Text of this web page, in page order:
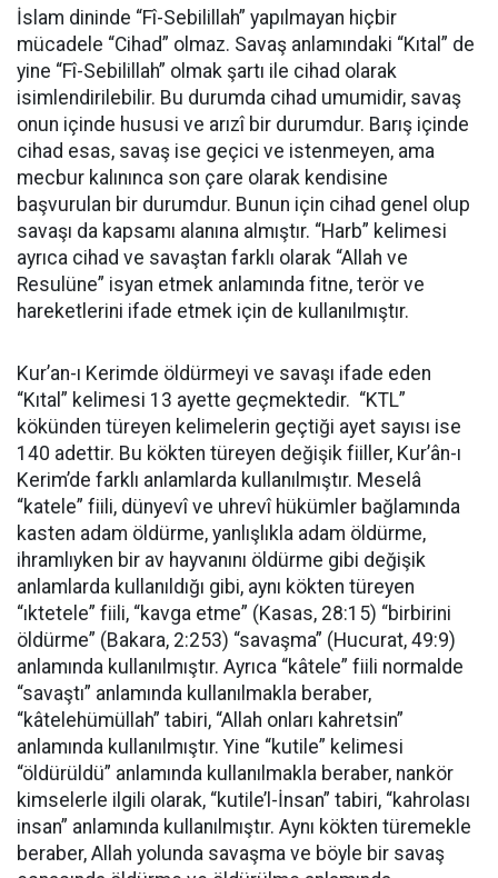
İslam dininde “Fî-Sebilillah” yapılmayan hiçbir
mücadele “Cihad” olmaz. Savaş anlamındaki “Kıtal” de
yine “Fî-Sebilillah” olmak şartı ile cihad olarak
isimlendirilebilir. Bu durumda cihad umumidir, savaş
onun içinde hususi ve arızî bir durumdur. Barış içinde
cihad esas, savaş ise geçici ve istenmeyen, ama
mecbur kalınınca son çare olarak kendisine
başvurulan bir durumdur. Bunun için cihad genel olup
savaşı da kapsamı alanına almıştır. “Harb” kelimesi
ayrıca cihad ve savaştan farklı olarak “Allah ve
Resulüne” isyan etmek anlamında fitne, terör ve
hareketlerini ifade etmek için de kullanılmıştır.
Kur’an-ı Kerimde öldürmeyi ve savaşı ifade eden
“Kıtal” kelimesi 13 ayette geçmektedir. “KTL”
kökünden türeyen kelimelerin geçtiği ayet sayısı ise
140 adettir. Bu kökten türeyen değişik fiiller, Kur’ân-ı
Kerim’de farklı anlamlarda kullanılmıştır. Meselâ
“katele” fiili, dünyevî ve uhrevî hükümler bağlamında
kasten adam öldürme, yanlışlıkla adam öldürme,
ihramlıyken bir av hayvanını öldürme gibi değişik
anlamlarda kullanıldığı gibi, aynı kökten türeyen
“ıktetele” fiili, “kavga etme” (Kasas, 28:15) “birbirini
öldürme” (Bakara, 2:253) “savaşma” (Hucurat, 49:9)
anlamında kullanılmıştır. Ayrıca “kâtele” fiili normalde
“savaştı” anlamında kullanılmakla beraber,
“kâtelehümüllah” tabiri, “Allah onları kahretsin”
anlamında kullanılmıştır. Yine “kutile” kelimesi
“öldürüldü” anlamında kullanılmakla beraber, nankör
kimselerle ilgili olarak, “kutile’l-İnsan” tabiri, “kahrolası
insan” anlamında kullanılmıştır. Aynı kökten türemekle
beraber, Allah yolunda savaşma ve böyle bir savaş